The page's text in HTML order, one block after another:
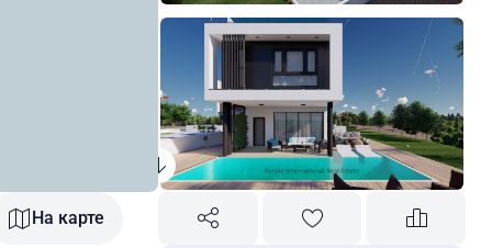
На карте